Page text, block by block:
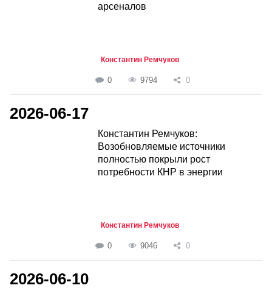
арсеналов
Константин Ремчуков
0 9794 0
2026-06-17
Константин Ремчуков:
Возобновляемые источники
полностью покрыли рост
потребности КНР в энергии
Константин Ремчуков
0 9046 0
2026-06-10